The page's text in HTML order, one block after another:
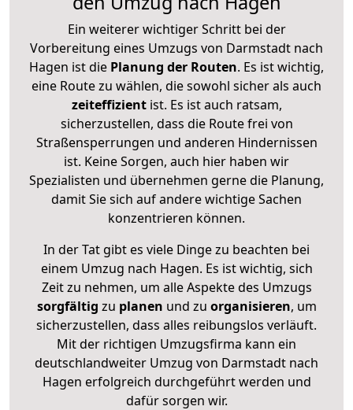
Ein weiterer wichtiger Schritt bei der
Vorbereitung eines Umzugs von Darmstadt nach
Hagen ist die Planung der Routen. Es ist wichtig,
eine Route zu wählen, die sowohl sicher als auch
zeiteffizientist. Es ist auch ratsam,
sicherzustellen, dass die Route frei von
Straßensperrungen und anderen Hindernissen
ist. Keine Sorgen, auch hier haben wir
Spezialisten und übernehmen gerne die Planung,
damit Sie sich auf andere wichtige Sachen
konzentrieren können.
In der Tat gibt es viele Dinge zu beachten bei
einem Umzug nach Hagen. Es ist wichtig, sich
Zeit zu nehmen, um alle Aspekte des Umzugs
sorgfältig zu planen und zu organisieren, um
sicherzustellen, dass alles reibungslos verläuft.
Mit der richtigen Umzugsfirma kann ein
deutschlandweiter Umzug von Darmstadt nach
Hagen erfolgreich durchgeführt werden und
dafür sorgen wir.